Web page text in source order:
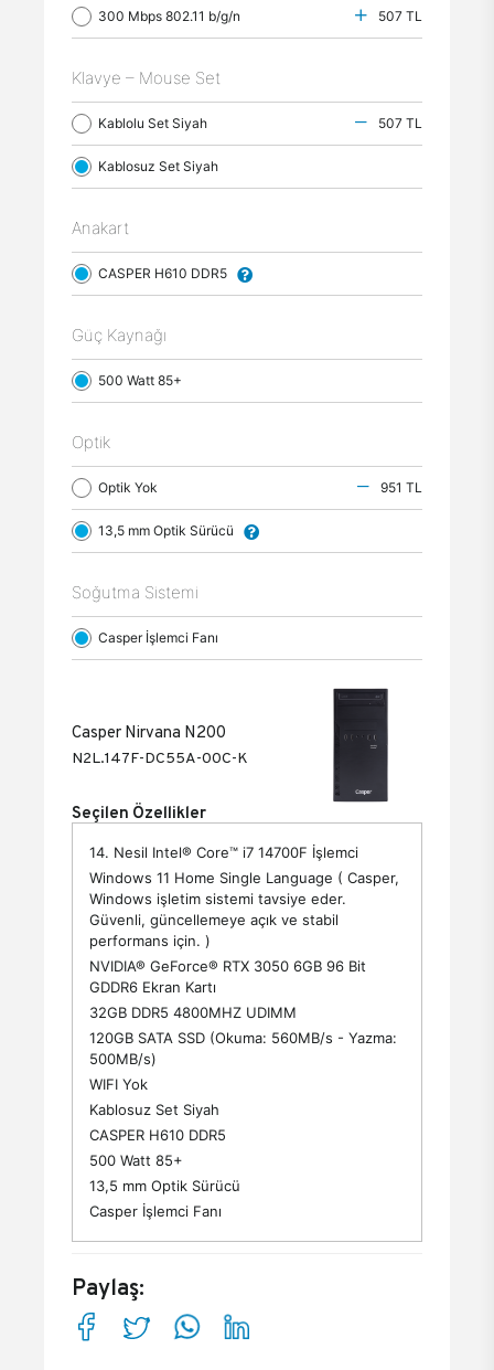
300 Mbps 802.11 b/g/n 507 TL
Klavye – Mouse Set
Kablolu Set Siyah 507 TL
Kablosuz Set Siyah
Anakart
CASPER H610 DDR5
Güç Kaynağı
500 Watt 85+
Optik
Optik Yok 951 TL
13,5 mm Optik Sürücü
Soğutma Sistemi
Casper İşlemci Fanı
Casper Nirvana N200
N2L.147F-DC55A-00C-K
Seçilen Özellikler
14. Nesil Intel® Core™ i7 14700F İşlemci
Windows 11 Home Single Language ( Casper,
Windows işletim sistemi tavsiye eder.
Güvenli, güncellemeye açık ve stabil
performans için. )
NVIDIA® GeForce® RTX 3050 6GB 96 Bit
GDDR6 Ekran Kartı
32GB DDR5 4800MHZ UDIMM
120GB SATA SSD (Okuma: 560MB/s - Yazma:
500MB/s)
WIFI Yok
Kablosuz Set Siyah
CASPER H610 DDR5
500 Watt 85+
13,5 mm Optik Sürücü
Casper İşlemci Fanı
Paylaş: